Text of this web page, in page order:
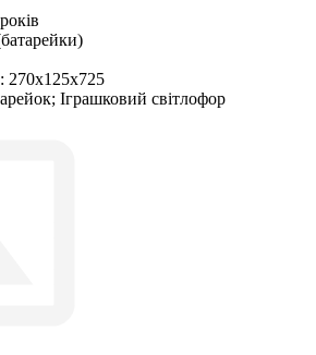
270х125х725
Іграшковий світлофор